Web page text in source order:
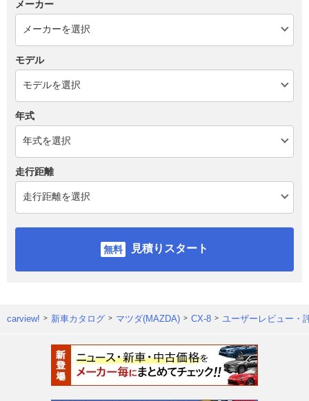
メーカー
モデル
年式
走行距離
見積りスタート
carview! 新車カタログ マツダ(MAZDA) CX-8 ユーザーレビュー・